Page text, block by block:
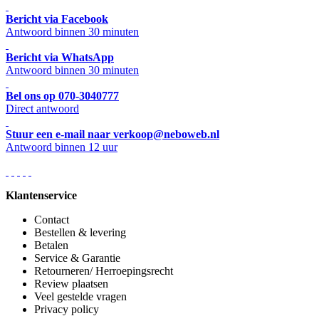
Bericht via Facebook
Antwoord binnen 30 minuten
Bericht via WhatsApp
Antwoord binnen 30 minuten
Bel ons op 070-3040777
Direct antwoord
Stuur een e-mail naar verkoop@neboweb.nl
Antwoord binnen 12 uur
Klantenservice
Contact
Bestellen & levering
Betalen
Service & Garantie
Retourneren/ Herroepingsrecht
Review plaatsen
Veel gestelde vragen
Privacy policy